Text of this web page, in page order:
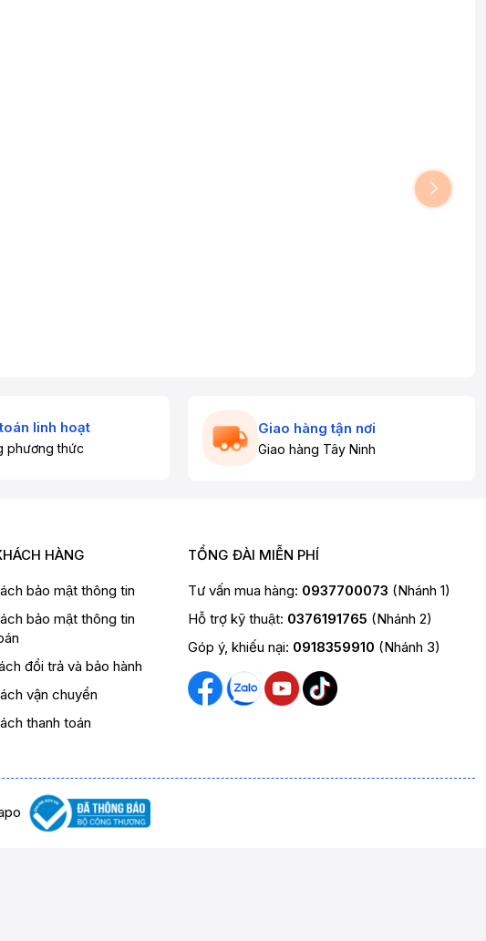
linh hoạt
phương thức
Giao hàng tận nơi
Giao hàng Tây Ninh
HÀNG
bảo mật thông tin
bảo mật thông tin
đổi trả và bảo hành
vận chuyển
thanh toán
TỔNG ĐÀI MIỄN PHÍ
Tư vấn mua hàng: 0937700073 (Nhánh 1)
Hỗ trợ kỹ thuật: 0376191765 (Nhánh 2)
Góp ý, khiếu nại: 0918359910 (Nhánh 3)